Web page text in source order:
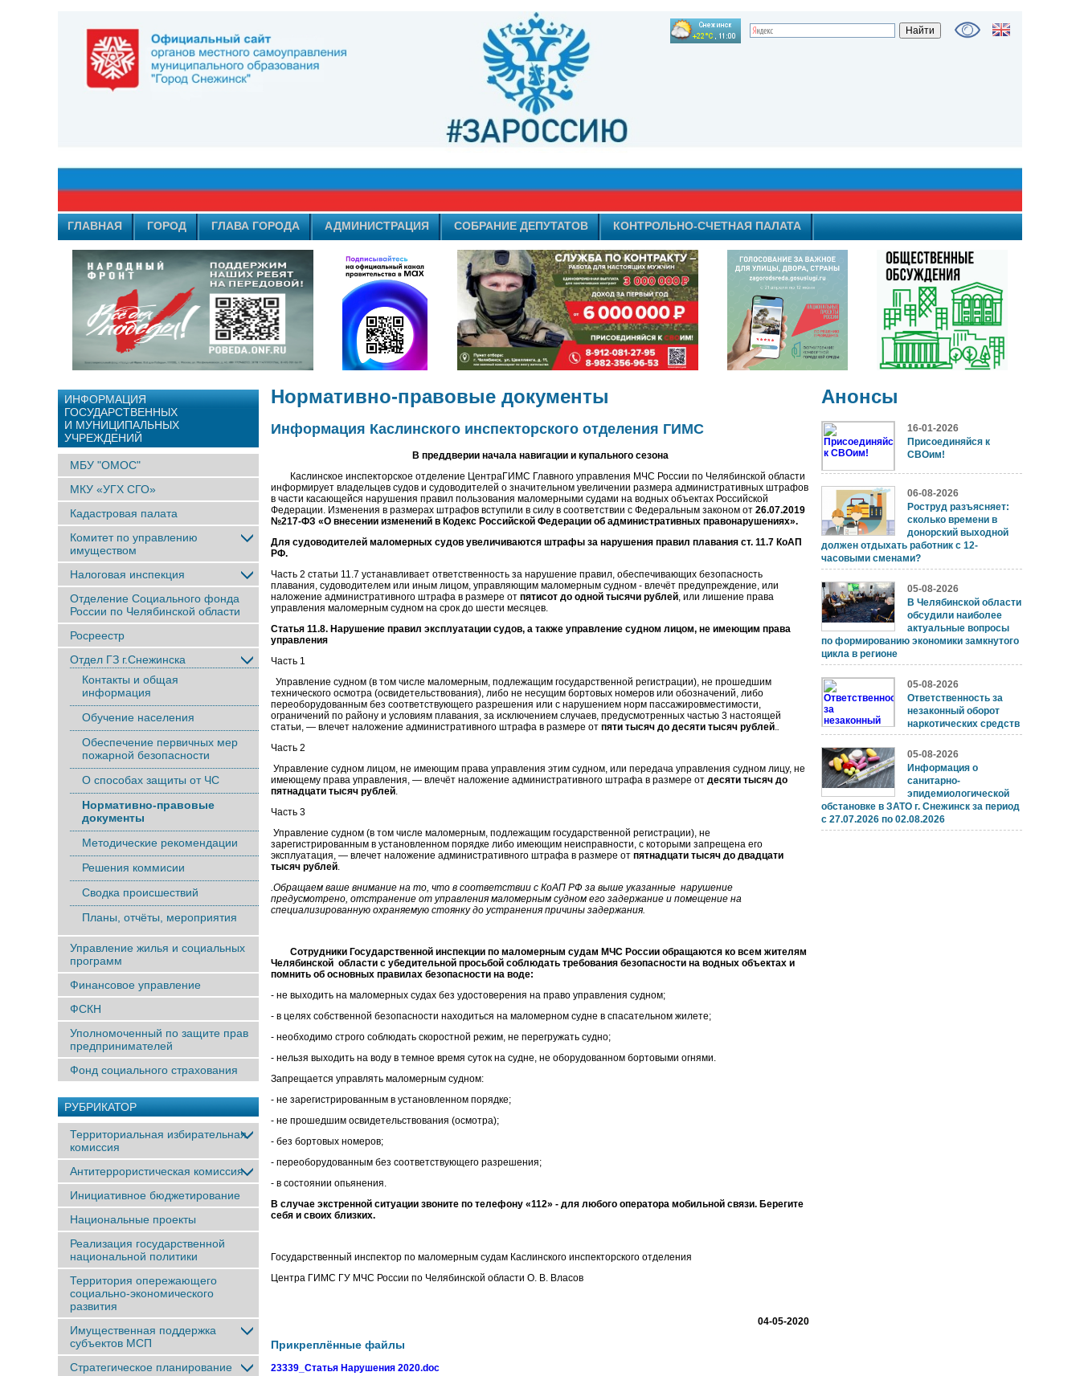
ГЛАВНАЯ ГОРОД ГЛАВА ГОРОДА АДМИНИСТРАЦИЯ СОБРАНИЕ ДЕПУТАТОВ КОНТРОЛЬНО-СЧЕТНАЯ ПАЛАТА
ИНФОРМАЦИЯ
ГОСУДАРСТВЕННЫХ
И МУНИЦИПАЛЬНЫХ
УЧРЕЖДЕНИЙ
МБУ "ОМОС"
МКУ «УГХ СГО»
Кадастровая палата
Комитет по управлению
имуществом
Налоговая инспекция
Отделение Социального фонда
России по Челябинской области
Росреестр
Отдел ГЗ г.Снежинска
Контакты и общая
информация
Обучение населения
Обеспечение первичных мер
пожарной безопасности
О способах защиты от ЧС
Нормативно-правовые
документы
Методические рекомендации
Решения коммисии
Сводка происшествий
Планы, отчёты, мероприятия
Управление жилья и социальных
программ
Финансовое управление
ФСКН
Уполномоченный по защите прав
предпринимателей
Фонд социального страхования
РУБРИКАТОР
Территориальная избирательная
комиссия
Антитеррористическая комиссия
Инициативное бюджетирование
Национальные проекты
Реализация государственной
национальной политики
Территория опережающего
социально-экономического
развития
Имущественная поддержка
субъектов МСП
Стратегическое планирование
Нормативно-правовые документы
Информация Каслинского инспекторского отделения ГИМС
В преддверии начала навигации и купального сезона
Каслинское инспекторское отделение ЦентраГИМС Главного управления МЧС России по Челябинской области
информирует владельцев судов и судоводителей о значительном увеличении размера административных штрафов
в части касающейся нарушения правил пользования маломерными судами на водных объектах Российской
Федерации. Изменения в размерах штрафов вступили в силу в соответствии с Федеральным законом от 26.07.2019
№217-ФЗ «О внесении изменений в Кодекс Российской Федерации об административных правонарушениях».
Для судоводителей маломерных судов увеличиваются штрафы за нарушения правил плавания ст. 11.7 КоАП
РФ.
Часть 2 статьи 11.7 устанавливает ответственность за нарушение правил, обеспечивающих безопасность
плавания, судоводителем или иным лицом, управляющим маломерным судном - влечёт предупреждение, или
наложение административного штрафа в размере от пятисот до одной тысячи рублей, или лишение права
управления маломерным судном на срок до шести месяцев.
Статья 11.8. Нарушение правил эксплуатации судов, а также управление судном лицом, не имеющим права
управления
Часть 1
Управление судном (в том числе маломерным, подлежащим государственной регистрации), не прошедшим
технического осмотра (освидетельствования), либо не несущим бортовых номеров или обозначений, либо
переоборудованным без соответствующего разрешения или с нарушением норм пассажировместимости,
ограничений по району и условиям плавания, за исключением случаев, предусмотренных частью 3 настоящей
статьи, — влечет наложение административного штрафа в размере от пяти тысяч до десяти тысяч рублей..
Часть 2
Управление судном лицом, не имеющим права управления этим судном, или передача управления судном лицу, не
имеющему права управления, — влечёт наложение административного штрафа в размере от десяти тысяч до
пятнадцати тысяч рублей.
Часть 3
Управление судном (в том числе маломерным, подлежащим государственной регистрации), не
зарегистрированным в установленном порядке либо имеющим неисправности, с которыми запрещена его
эксплуатация, — влечет наложение административного штрафа в размере от пятнадцати тысяч до двадцати
тысяч рублей.
.Обращаем ваше внимание на то, что в соответствии с КоАП РФ за выше указанные нарушение
предусмотрено, отстранение от управления маломерным судном его задержание и помещение на
специализированную охраняемую стоянку до устранения причины задержания.
Сотрудники Государственной инспекции по маломерным судам МЧС России обращаются ко всем жителям
Челябинской области с убедительной просьбой соблюдать требования безопасности на водных объектах и
помнить об основных правилах безопасности на воде:
- не выходить на маломерных судах без удостоверения на право управления судном;
- в целях собственной безопасности находиться на маломерном судне в спасательном жилете;
- необходимо строго соблюдать скоростной режим, не перегружать судно;
- нельзя выходить на воду в темное время суток на судне, не оборудованном бортовыми огнями.
Запрещается управлять маломерным судном:
- не зарегистрированным в установленном порядке;
- не прошедшим освидетельствования (осмотра);
- без бортовых номеров;
- переоборудованным без соответствующего разрешения;
- в состоянии опьянения.
В случае экстренной ситуации звоните по телефону «112» - для любого оператора мобильной связи. Берегите
себя и своих близких.
Государственный инспектор по маломерным судам Каслинского инспекторского отделения
Центра ГИМС ГУ МЧС России по Челябинской области О. В. Власов
04-05-2020
Прикреплённые файлы
23339_Статья Нарушения 2020.doc
Анонсы
16-01-2026
Присоединяйся к
СВОим!
06-08-2026
Роструд разъясняет:
сколько времени в
донорский выходной
должен отдыхать работник с 12-
часовыми сменами?
05-08-2026
В Челябинской области
обсудили наиболее
актуальные вопросы
по формированию экономики замкнутого
цикла в регионе
05-08-2026
Ответственность за
незаконный оборот
наркотических средств
05-08-2026
Информация о
санитарно-
эпидемиологической
обстановке в ЗАТО г. Снежинск за период
с 27.07.2026 по 02.08.2026